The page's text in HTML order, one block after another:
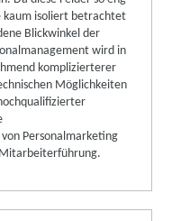
kaum isoliert betrachtet
Blickwinkel der
wird in
komplizierterer
Möglichkeiten
Personalmarketing